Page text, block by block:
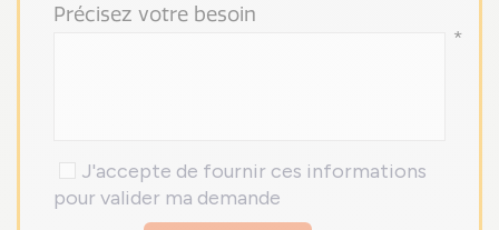
Précisez votre besoin
*
J'accepte de fournir ces informations
pour valider ma demande